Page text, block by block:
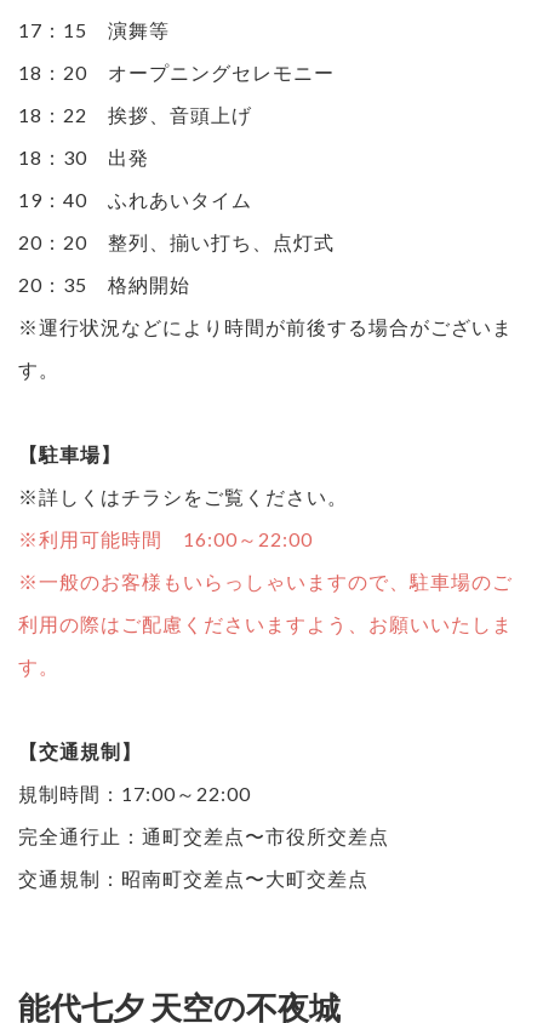
17：15 演舞等
18：20 オープニングセレモニー
18：22 挨拶、音頭上げ
18：30 出発
19：40 ふれあいタイム
20：20 整列、揃い打ち、点灯式
20：35 格納開始
※運行状況などにより時間が前後する場合がございま
す。
【駐車場】
※詳しくはチラシをご覧ください。
※利用可能時間 16:00～22:00
※一般のお客様もいらっしゃいますので、駐車場のご
利用の際はご配慮くださいますよう、お願いいたしま
す。
【交通規制】
規制時間：17:00～22:00
完全通行止：通町交差点〜市役所交差点
交通規制：昭南町交差点〜大町交差点
能代七夕 天空の不夜城